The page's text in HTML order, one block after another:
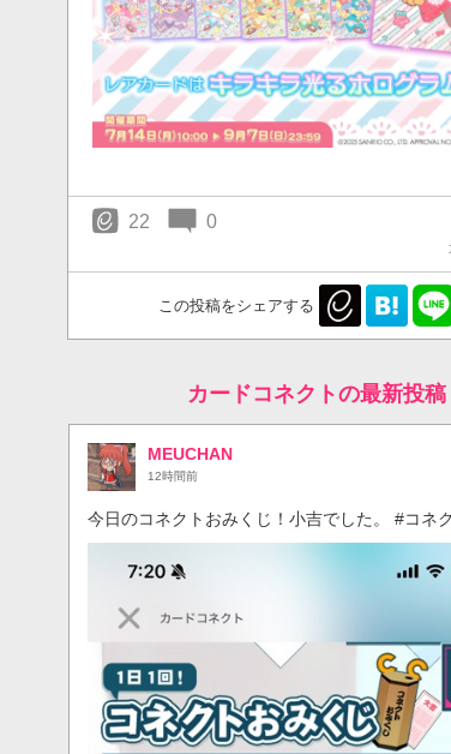
22 0
この投稿をシェアする
カードコネクトの最新投稿
MEUCHAN
12時間前
今日のコネクトおみくじ！小吉でした。 #コネ